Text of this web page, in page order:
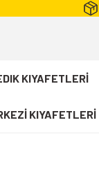
KIYAFETLERİ
KIYAFETLERİ